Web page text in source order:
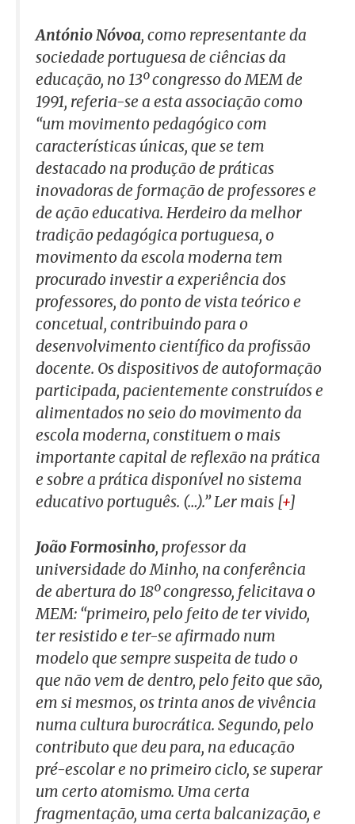
António Nóvoa, como representante da
sociedade portuguesa de ciências da
educação, no 13º congresso do MEM de
1991, referia-se a esta associação como
“um movimento pedagógico com
características únicas, que se tem
destacado na produção de práticas
inovadoras de formação de professores e
de ação educativa. Herdeiro da melhor
tradição pedagógica portuguesa, o
movimento da escola moderna tem
procurado investir a experiência dos
professores, do ponto de vista teórico e
concetual, contribuindo para o
desenvolvimento científico da profissão
docente. Os dispositivos de autoformação
participada, pacientemente construídos e
alimentados no seio do movimento da
escola moderna, constituem o mais
importante capital de reflexão na prática
e sobre a prática disponível no sistema
educativo português. (…).” Ler mais [+]
João Formosinho, professor da
universidade do Minho, na conferência
de abertura do 18º congresso, felicitava o
MEM: “primeiro, pelo feito de ter vivido,
ter resistido e ter-se afirmado num
modelo que sempre suspeita de tudo o
que não vem de dentro, pelo feito que são,
em si mesmos, os trinta anos de vivência
numa cultura burocrática. Segundo, pelo
contributo que deu para, na educação
pré-escolar e no primeiro ciclo, se superar
um certo atomismo. Uma certa
fragmentação, uma certa balcanização, e